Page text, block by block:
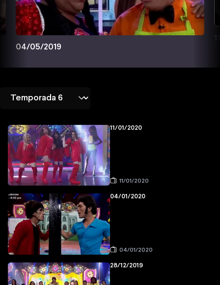
04/05/2019
11/01/2020
11/01/2020
04/01/2020
04/01/2020
28/12/2019